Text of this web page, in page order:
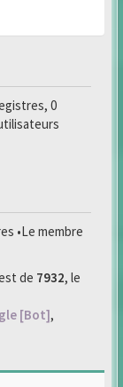
0
•Le membre
de 7932, le
[Bot],